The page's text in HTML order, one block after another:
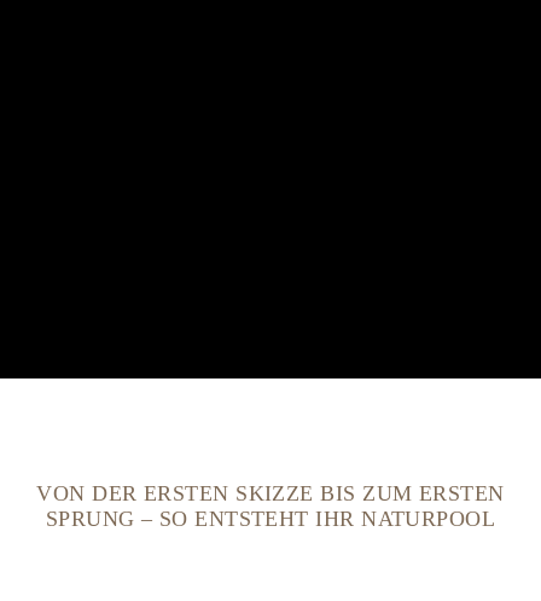
VON DER ERSTEN SKIZZE BIS ZUM ERSTEN
SPRUNG – SO ENTSTEHT IHR NATURPOOL